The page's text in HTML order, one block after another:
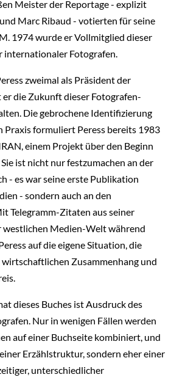
Meister der Reportage - explizit
Marc Ribaud - votierten für seine
1974 wurde er Vollmitglied dieser
Fotografen.
zweimal als Präsident der
die Zukunft dieser Fotografen-
Die gebrochene Identifizierung
Praxis formuliert Peress bereits 1983
einem Projekt über den Beginn
ist nicht nur festzumachen an der
- es war seine erste Publikation
- sondern auch an den
Telegramm-Zitaten aus seiner
westlichen Medien-Welt während
auf die eigene Situation, die
Zusammenhang und
dieses Buches ist Ausdruck des
Nur in wenigen Fällen werden
auf einer Buchseite kombiniert, und
Erzählstruktur, sondern eher einer
unterschiedlicher